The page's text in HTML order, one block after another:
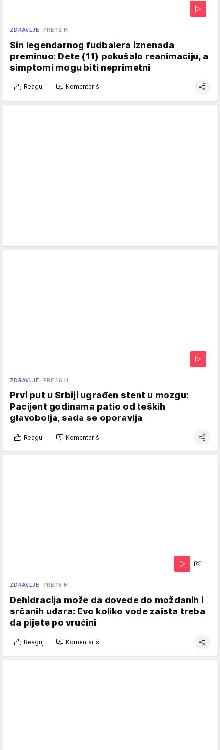
ZDRAVLJE PRE 12 H
Sin legendarnog fudbalera iznenada
preminuo: Dete (11) pokušalo reanimaciju, a
simptomi mogu biti neprimetni
Reaguj Komentariši
ZDRAVLJE PRE 16 H
Prvi put u Srbiji ugrađen stent u mozgu:
Pacijent godinama patio od teških
glavobolja, sada se oporavlja
Reaguj Komentariši
ZDRAVLJE PRE 18 H
Dehidracija može da dovede do moždanih i
srčanih udara: Evo koliko vode zaista treba
da pijete po vrućini
Reaguj Komentariši